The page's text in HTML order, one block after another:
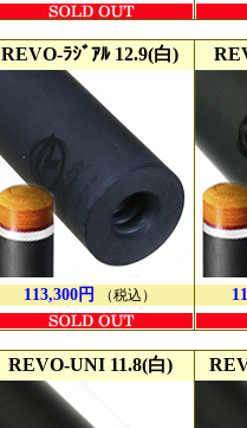
REVO-ﾗｼﾞｱﾙ 12.9(白)
113,300円 （税込）
REVO-UNI 11.8(白)